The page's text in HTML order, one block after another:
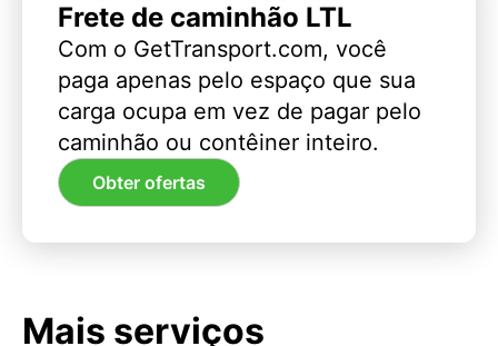
Frete de caminhão LTL
Com o GetTransport.com, você
paga apenas pelo espaço que sua
carga ocupa em vez de pagar pelo
caminhão ou contêiner inteiro.
Obter ofertas
Mais serviços